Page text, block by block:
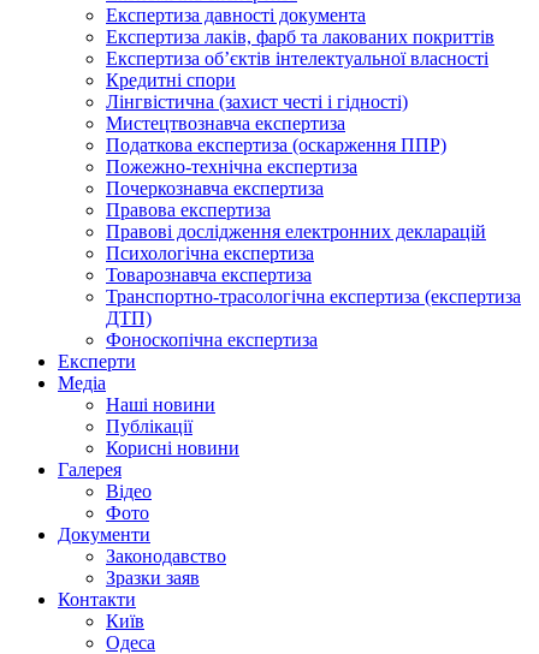
Експертиза давності документа
Експертиза лаків, фарб та лакованих покриттів
Експертиза об’єктів інтелектуальної власності
Кредитні спори
Лінгвістична (захист честі і гідності)
Мистецтвознавча експертиза
Податкова експертиза (оскарження ППР)
Пожежно-технічна експертиза
Почеркознавча експертиза
Правова експертиза
Правові дослідження електронних декларацій
Психологічна експертиза
Товарознавча експертиза
Транспортно-трасологічна експертиза (експертиза
ДТП)
Фоноскопічна експертиза
Експерти
Медіа
Наші новини
Публікації
Корисні новини
Галерея
Відео
Фото
Документи
Законодавство
Зразки заяв
Контакти
Київ
Одеса